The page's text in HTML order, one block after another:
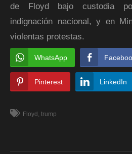
de Floyd bajo custodia
indignación nacional, y en
violentas protestas.
WhatsApp
Pinterest LinkedIn
Floyd trump